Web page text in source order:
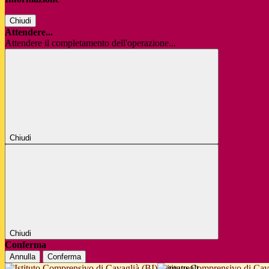
Chiudi
Attendere...
Attendere il completamento dell'operazione...
Chiudi
Chiudi
Conferma
Annulla Conferma